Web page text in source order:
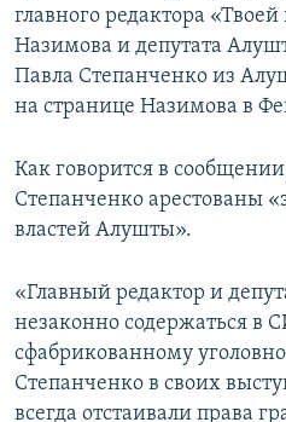
главного редактора
Назимова и депутата
Павла Степанченко из
на странице Назимова в
Как говорится в
Степанченко арестованы
властей Алушты».
«Главный редактор и
незаконно содержаться в
сфабрикованному
Степанченко в своих
всегда отстаивали права